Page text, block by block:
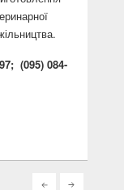
(095) 084-